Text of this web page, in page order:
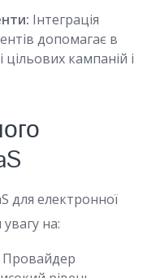
Інтеграція
допомагає в
цільових кампаній і
для електронної
на:
Провайдер